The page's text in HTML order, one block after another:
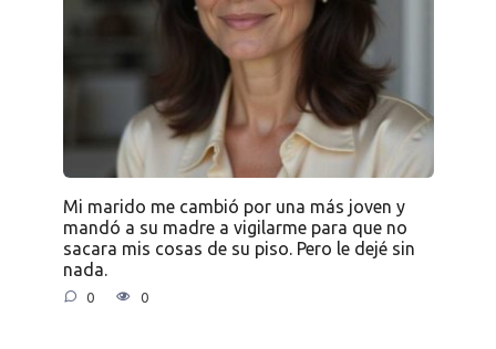
Mi marido me cambió por una más joven y
mandó a su madre a vigilarme para que no
sacara mis cosas de su piso. Pero le dejé sin
nada.
0 0